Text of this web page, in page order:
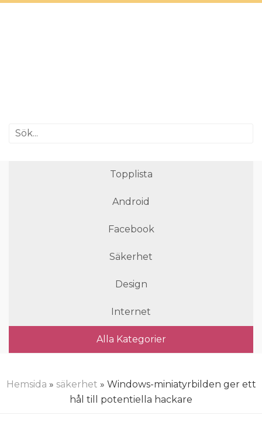
Topplista
Android
Facebook
Säkerhet
Design
Internet
Alla Kategorier
Hemsida » säkerhet » Windows-miniatyrbilden ger ett
hål till potentiella hackare